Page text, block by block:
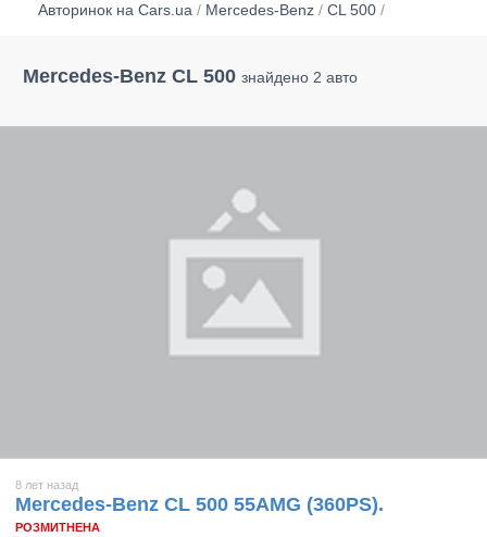
Авторинок на Cars.ua / Mercedes-Benz / CL 500 /
Mercedes-Benz CL 500 знайдено 2 авто
8 лет назад
Mercedes-Benz CL 500 55AMG (360PS).
РОЗМИТНЕНА